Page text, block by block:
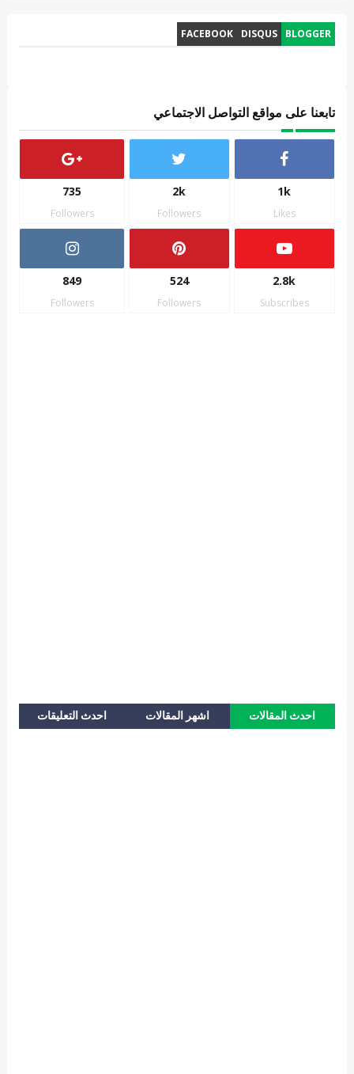
BLOGGER
DISQUS
FACEBOOK
تابعنا على مواقع التواصل الاجتماعي
1k
Likes
2k
Followers
735
Followers
2.8k
Subscribes
524
Followers
849
Followers
احدث المقالات اشهر المقالات احدث التعليقات